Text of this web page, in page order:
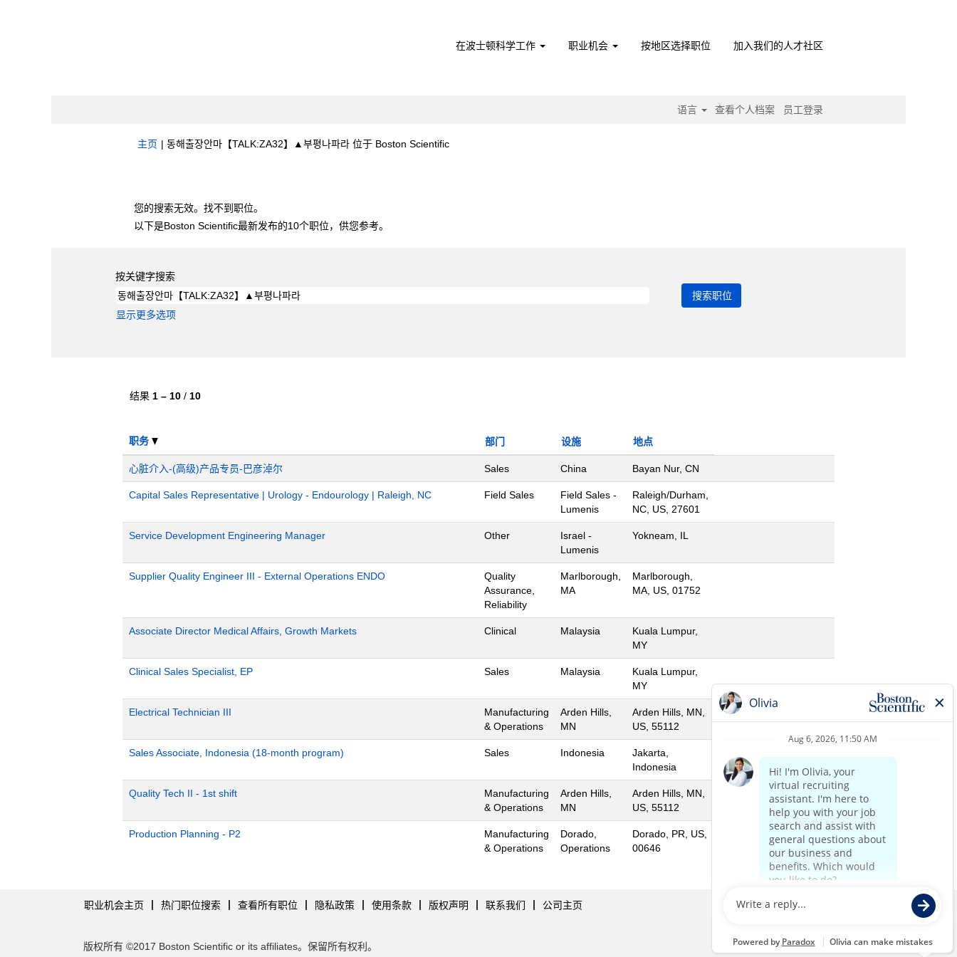
在波士顿科学工作 职业机会 按地区选择职位 加入我们的人才社区
语言 查看个人档案 员工登录
主页 | 동해출장안마【TALK:ZA32】▲부평나파라 位于 Boston Scientific（当
您的搜索无效。找不到职位。
以下是Boston Scientific最新发布的10个职位，供您参考。
按关键字搜索
显示更多选项
结果 1 – 10 / 10
职务 部门 设施 地点
心脏介入-(高级)产品专员-巴彦淖尔 Sales China Bayan Nur, CN
Capital Sales Representative | Urology - Endourology | Raleigh, NC Field Sales
Field Sales -
Lumenis
Raleigh/Durham,
NC, US, 27601
Service Development Engineering Manager Other
Israel -
Lumenis
Yokneam, IL
Supplier Quality Engineer III - External Operations ENDO
Quality
Assurance,
Reliability
Marlborough,
MA
Marlborough,
MA, US, 01752
Associate Director Medical Affairs, Growth Markets Clinical Malaysia
Kuala Lumpur,
MY
Clinical Sales Specialist, EP Sales Malaysia
Kuala Lumpur,
MY
Electrical Technician III
Manufacturing
& Operations
Arden Hills,
MN
Arden Hills, MN,
US, 55112
Sales Associate, Indonesia (18-month program) Sales Indonesia
Jakarta,
Indonesia
Quality Tech II - 1st shift
Manufacturing
& Operations
Arden Hills,
MN
Arden Hills, MN,
US, 55112
Production Planning - P2
Manufacturing
& Operations
Dorado,
Operations
Dorado, PR, US,
00646
职业机会主页 热门职位搜索 查看所有职位 隐私政策 使用条款 版权声明 联系我们 公司主页
版权所有 ©2017 Boston Scientific or its affiliates。保留所有权利。